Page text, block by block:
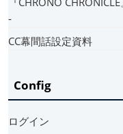
‐
CC幕間話設定資料
Config
ログイン